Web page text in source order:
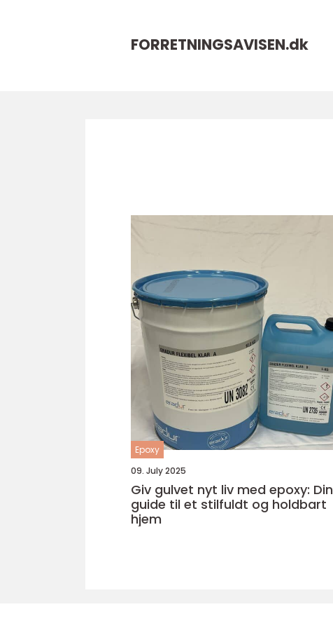
FORRETNINGSAVISEN.dk
Epoxy
09. July 2025
Giv gulvet nyt liv med epoxy: Din
guide til et stilfuldt og holdbart
hjem